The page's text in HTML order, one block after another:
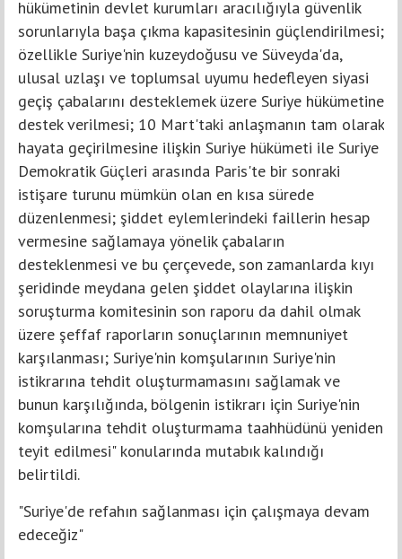
hükümetinin devlet kurumları aracılığıyla güvenlik
sorunlarıyla başa çıkma kapasitesinin güçlendirilmesi;
özellikle Suriye'nin kuzeydoğusu ve Süveyda'da,
ulusal uzlaşı ve toplumsal uyumu hedefleyen siyasi
geçiş çabalarını desteklemek üzere Suriye hükümetine
destek verilmesi; 10 Mart'taki anlaşmanın tam olarak
hayata geçirilmesine ilişkin Suriye hükümeti ile Suriye
Demokratik Güçleri arasında Paris'te bir sonraki
istişare turunu mümkün olan en kısa sürede
düzenlenmesi; şiddet eylemlerindeki faillerin hesap
vermesine sağlamaya yönelik çabaların
desteklenmesi ve bu çerçevede, son zamanlarda kıyı
şeridinde meydana gelen şiddet olaylarına ilişkin
soruşturma komitesinin son raporu da dahil olmak
üzere şeffaf raporların sonuçlarının memnuniyet
karşılanması; Suriye'nin komşularının Suriye'nin
istikrarına tehdit oluşturmamasını sağlamak ve
bunun karşılığında, bölgenin istikrarı için Suriye'nin
komşularına tehdit oluşturmama taahhüdünü yeniden
teyit edilmesi" konularında mutabık kalındığı
belirtildi.
"Suriye'de refahın sağlanması için çalışmaya devam
edeceğiz"